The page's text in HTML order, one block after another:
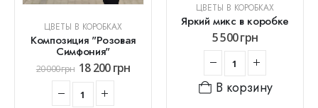
ЦВЕТЫ В КОРОБКАХ
Композиция "Розовая
Симфония"
20 000грн 18 200грн
ЦВЕТЫ В КОРОБКАХ
Яркий микс в коробке
5 500грн
В корзину